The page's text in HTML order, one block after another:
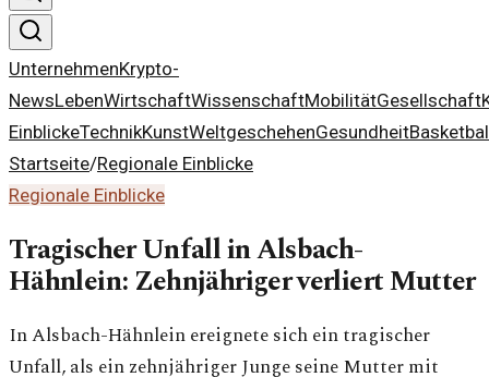
UnternehmenKrypto-
NewsLebenWirtschaftWissenschaftMobilitätGesellschaft
EinblickeTechnikKunstWeltgeschehenGesundheit
Startseite/Regionale Einblicke
Regionale Einblicke
Tragischer Unfall in Alsbach-
Hähnlein: Zehnjähriger verliert Mutter
In Alsbach-Hähnlein ereignete sich ein tragischer
Unfall, als ein zehnjähriger Junge seine Mutter mit